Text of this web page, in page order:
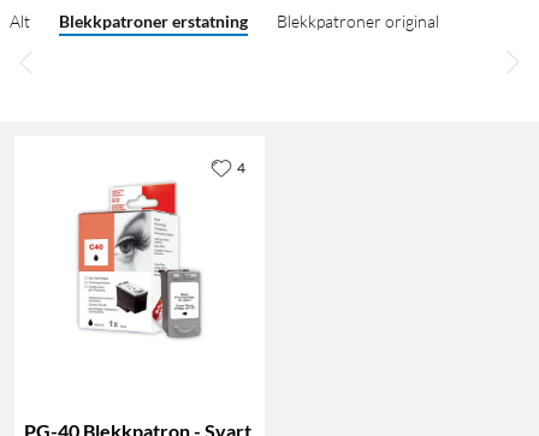
Alt Blekkpatroner erstatning Blekkpatroner original
PG-40 Blekkpatron - Svart
4